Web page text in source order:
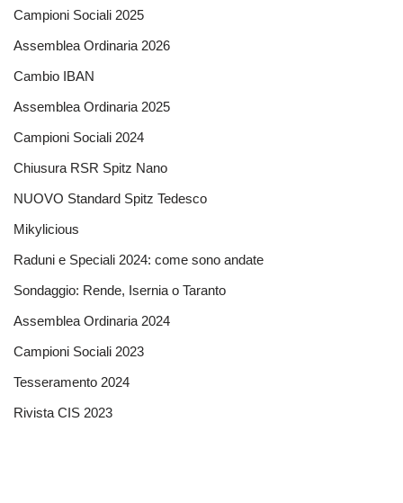
Campioni Sociali 2025
Assemblea Ordinaria 2026
Cambio IBAN
Assemblea Ordinaria 2025
Campioni Sociali 2024
Chiusura RSR Spitz Nano
NUOVO Standard Spitz Tedesco
Mikylicious
Raduni e Speciali 2024: come sono andate
Sondaggio: Rende, Isernia o Taranto
Assemblea Ordinaria 2024
Campioni Sociali 2023
Tesseramento 2024
Rivista CIS 2023